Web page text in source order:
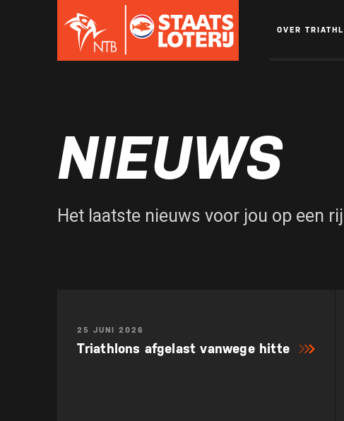
OVER
NIEUWS
Het laatste nieuws voor jou op een
25 JUNI 2026
Triathlons afgelast vanwege hitte